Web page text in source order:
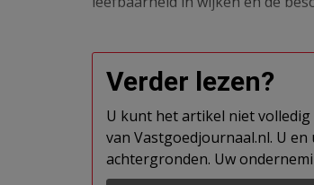
Verder lezen?
U kunt het artikel niet
van Vastgoedjournaal.nl. U
achtergronden. Uw